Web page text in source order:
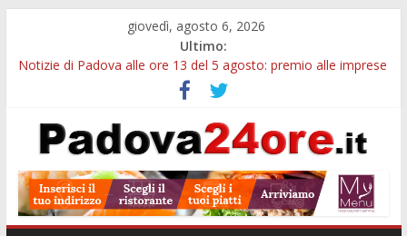
giovedì, agosto 6, 2026
Ultimo:
Notizie di Padova alle ore 13 del 5 agosto: premio alle imprese
Notizie di Padova alle ore 21: SIT torna all’utile, crescono le
auto nuove e concorsi comunali
Transizione 4.0, più tempo alle imprese del Padovano:
Quando le dimissioni non fanno perdere la NASpI: le tutele
previste nei casi di violenza di genere
Malattie neurodegenerative, uno studio dell’Università di